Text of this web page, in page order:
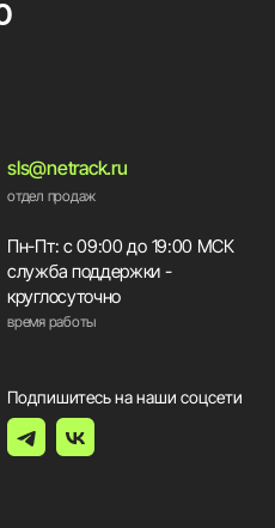
sls@netrack.ru
отдел продаж
Пн-Пт: с 09:00 до 19:00 МСК
служба поддержки -
круглосуточно
время работы
Подпишитесь на наши соцсети